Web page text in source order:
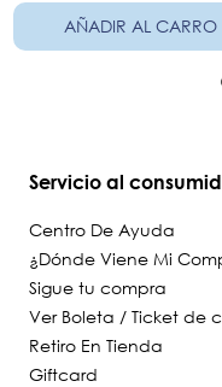
AÑADIR AL CARRO
Servicio al
Centro De Ayuda
¿Dónde Viene Mi
Sigue tu compra
Ver Boleta / Ticket de
Retiro En Tienda
Giftcard